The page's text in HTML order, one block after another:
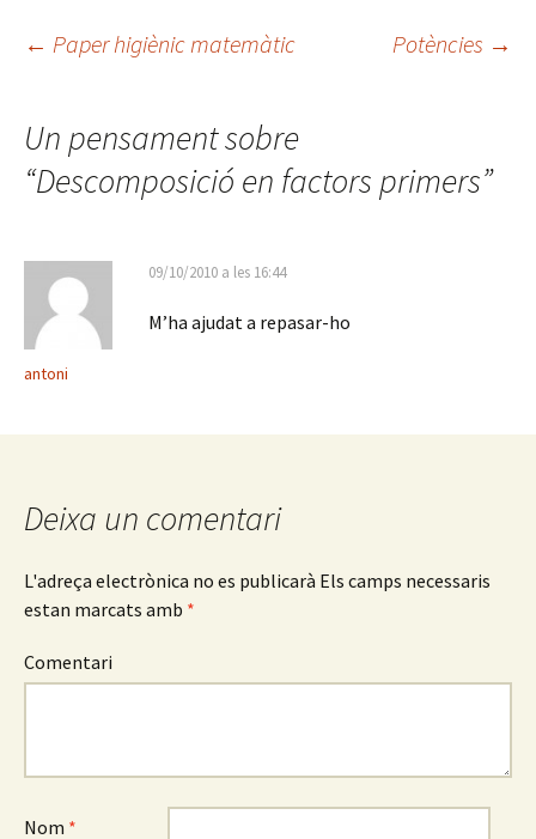
o
er p
ar
ix
pels
articles
← Paper higiènic matemàtic Potències →
Un pensament sobre
“Descomposició en factors primers”
antoni
09/10/2010 a les 16:44
M’ha ajudat a repasar-ho
Deixa un comentari
L'adreça electrònica no es publicarà Els camps necessaris
estan marcats amb *
Comentari
Nom *